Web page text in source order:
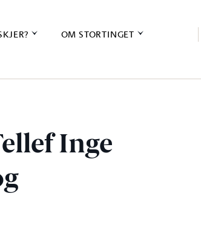
OM STORTINGET
Inge